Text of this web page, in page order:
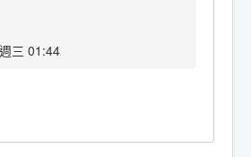
三 01:44